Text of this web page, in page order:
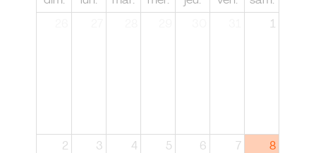
1
2 3 4 5 6 7 8